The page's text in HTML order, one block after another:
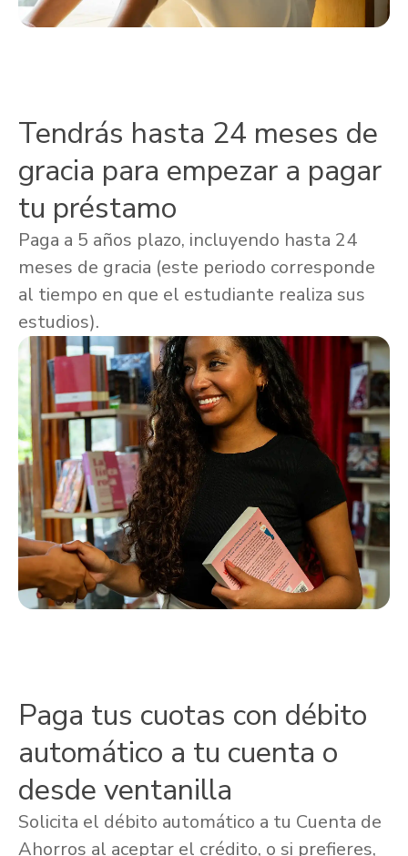
Tendrás hasta 24 meses de
gracia para empezar a pagar
tu préstamo
Paga a 5 años plazo, incluyendo hasta 24
meses de gracia (este periodo corresponde
al tiempo en que el estudiante realiza sus
estudios).
Paga tus cuotas con débito
automático a tu cuenta o
desde ventanilla
Solicita el débito automático a tu Cuenta de
Ahorros al aceptar el crédito, o si prefieres,